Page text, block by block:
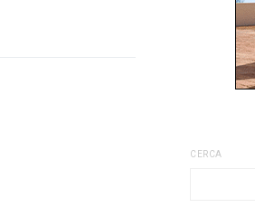
CERCA